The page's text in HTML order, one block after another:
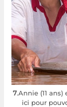
7.Annie (11
ici pour